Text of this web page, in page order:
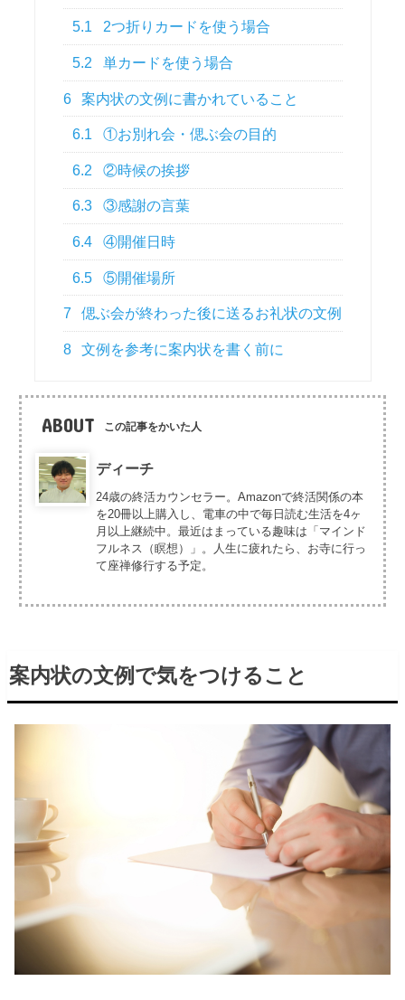
5.1 2つ折りカードを使う場合
5.2 単カードを使う場合
6 案内状の文例に書かれていること
6.1 ①お別れ会・偲ぶ会の目的
6.2 ②時候の挨拶
6.3 ③感謝の言葉
6.4 ④開催日時
6.5 ⑤開催場所
7 偲ぶ会が終わった後に送るお礼状の文例
8 文例を参考に案内状を書く前に
ABOUT この記事をかいた人
ディーチ
24歳の終活カウンセラー。Amazonで終活関係の本
を20冊以上購入し、電車の中で毎日読む生活を4ヶ
月以上継続中。最近はまっている趣味は「マインド
フルネス（瞑想）」。人生に疲れたら、お寺に行っ
て座禅修行する予定。
案内状の文例で気をつけること